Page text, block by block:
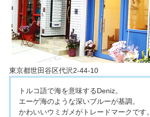
東京都世田谷区代沢2-44-10
トルコ語で海を意味するDeniz。
エーゲ海のような深いブルーが基調。
かわいいウミガメがトレードマークです。